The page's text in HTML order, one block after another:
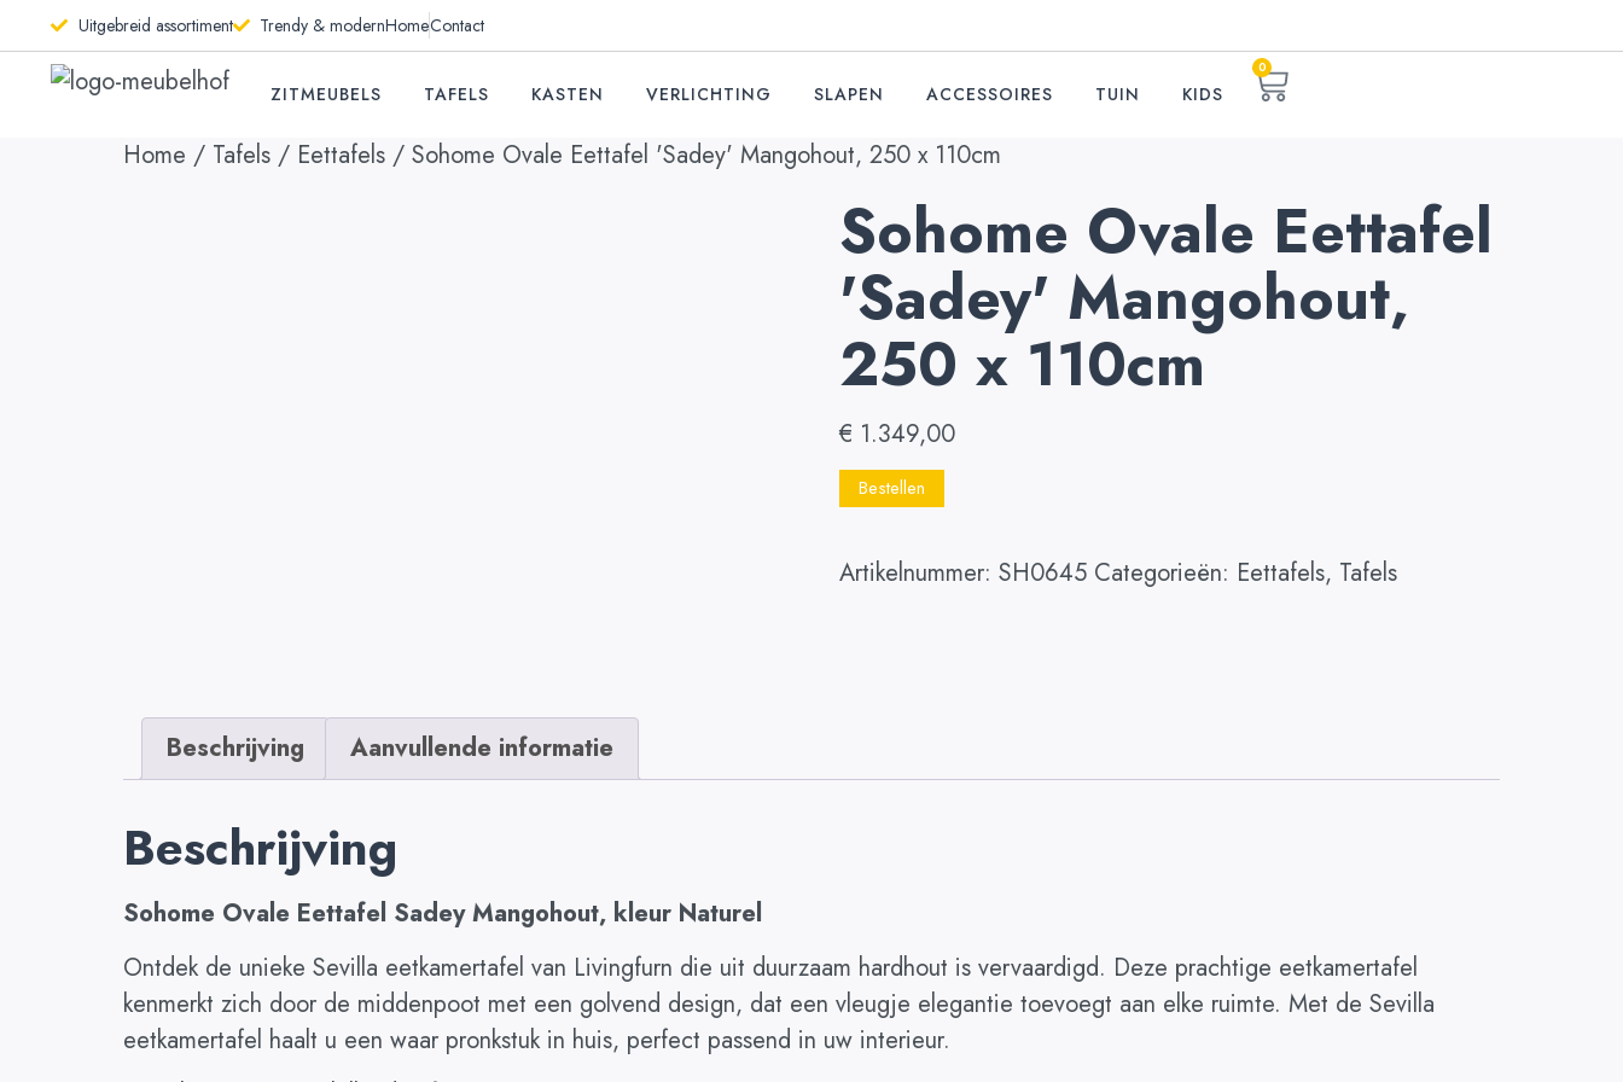
Uitgebreid assortiment Trendy & modernHomeContact
ZITMEUBELS TAFELS KASTEN VERLICHTING SLAPEN ACCESSOIRES TUIN KIDS
0
Home / Tafels / Eettafels / Sohome Ovale Eettafel 'Sadey' Mangohout, 250 x 110cm
Sohome Ovale Eettafel
'Sadey' Mangohout,
250 x 110cm
€ 1.349,00
Bestellen
Artikelnummer: SH0645 Categorieën: Eettafels, Tafels
Beschrijving Aanvullende informatie
Beschrijving
Sohome Ovale Eettafel Sadey Mangohout, kleur Naturel
Ontdek de unieke Sevilla eetkamertafel van Livingfurn die uit duurzaam hardhout is vervaardigd. Deze prachtige eetkamertafel
kenmerkt zich door de middenpoot met een golvend design, dat een vleugje elegantie toevoegt aan elke ruimte. Met de Sevilla
eetkamertafel haalt u een waar pronkstuk in huis, perfect passend in uw interieur.